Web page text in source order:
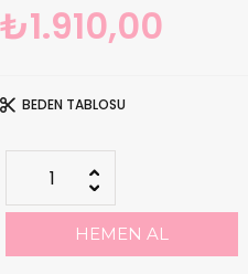
₺1.910,00
BEDEN TABLOSU